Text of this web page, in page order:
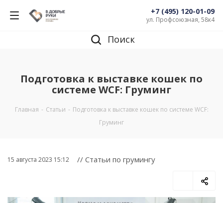
+7 (495) 120-01-09
ул. Профсоюзная, 58к4
Поиск
Подготовка к выставке кошек по
системе WCF: Груминг
Главная - Статьи - Подготовка к выставке кошек по системе WCF:
Груминг
15 августа 2023 15:12 // Статьи по грумингу